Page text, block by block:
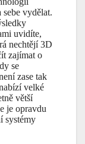
vydělat.
uvidíte,
nechtějí 3D
zajímat o
se
zase tak
velké
větší
je opravdu
systémy